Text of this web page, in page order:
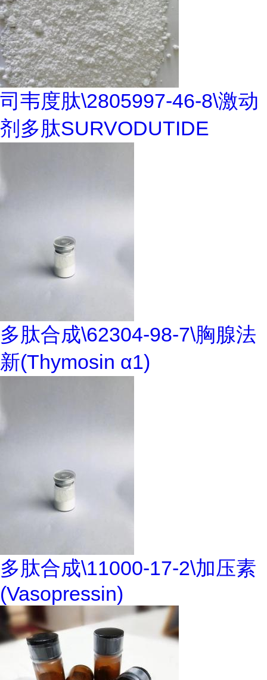
司韦度肽\2805997-46-8\激动
剂多肽SURVODUTIDE
多肽合成\62304-98-7\胸腺法
新(Thymosin α1)
多肽合成\11000-17-2\加压素
(Vasopressin)